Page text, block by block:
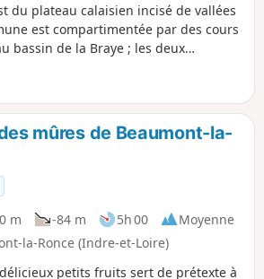
du plateau calaisien incisé de vallées
est compartimentée par des cours
bassin de la Braye ; les deux
gallo-romaine mais son
Moyen Âge grâce à la découverte de
XIXe siècle, après un essor
Vancé concentre un grand
on recense dans le bourg en 1810,
professionnels du bâtiment :
un maçon, un charpentier, trois
de bardeaux et de nombreux
besoins quotidiens.
mûres de Beaumont-la-
m -84 m 5h 00
Moyenne
la-Ronce (Indre-et-Loire)
petits fruits sert de prétexte à